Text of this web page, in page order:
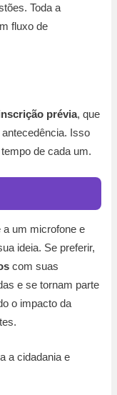
Toda a
fluxo de
prévia, que
Isso
de cada um.
a um microfone e
ideia. Se preferir,
com suas
e se tornam parte
o impacto da
a cidadania e